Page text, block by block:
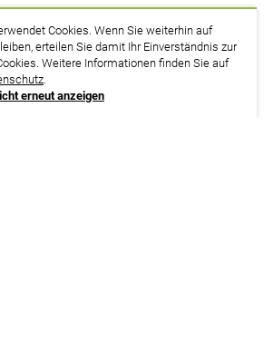
Cookies. Wenn Sie weiterhin auf
erteilen Sie damit Ihr Einverständnis zur
Weitere Informationen finden Sie auf
.
erneut anzeigen